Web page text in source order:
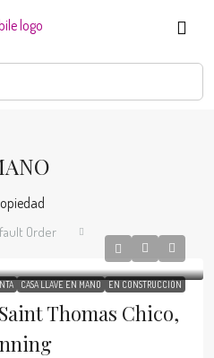
Order
CASA LLAVE EN MANO EN CONSTRUCCIÓN
Thomas Chico,